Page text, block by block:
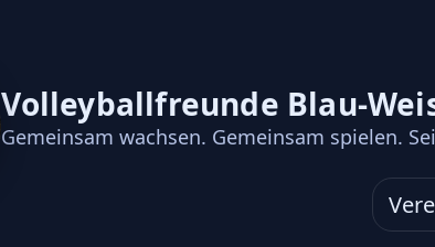
Volleyballfreunde Blau-
Gemeinsam wachsen. Gemeinsam spielen.